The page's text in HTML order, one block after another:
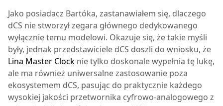
Jako posiadacz Bartóka, zastanawiałem się, dlaczego
dCS nie stworzył zegara głównego dedykowanego
wyłącznie temu modelowi. Okazuje się, że takie myśli
były, jednak przedstawiciele dCS doszli do wniosku, że
Lina Master Clock nie tylko doskonale wypełnia tę lukę,
ale ma również uniwersalne zastosowanie poza
ekosystemem dCS, pasując do praktycznie każdego
wysokiej jakości przetwornika cyfrowo-analogowego z